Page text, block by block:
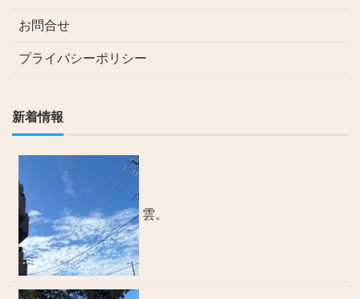
お問合せ
プライバシーポリシー
新着情報
雲。